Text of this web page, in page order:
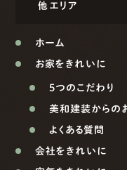
他エリア
ホーム
お家をきれいに
5つのこだわり
美和建装からの
よくある質問
会社をきれいに